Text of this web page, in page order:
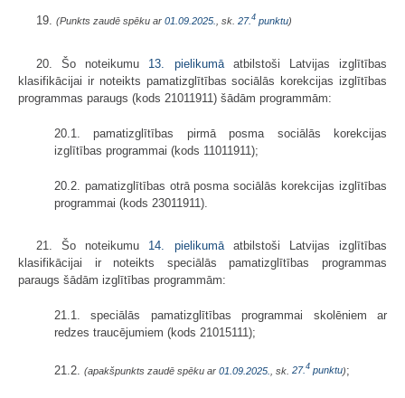
19. (Punkts zaudē spēku ar 01.09.2025. , sk. 27. 4 punktu)
20. Šo noteikumu 13. pielikumāatbilstoši Latvijas izglītības
klasifikācijai ir noteikts pamatizglītības sociālās korekcijas izglītības
programmas paraugs (kods 21011911) šādām programmām:
20.1. pamatizglītības pirmā posma sociālās korekcijas
izglītības programmai (kods 11011911);
20.2. pamatizglītības otrā posma sociālās korekcijas izglītības
programmai (kods 23011911).
21. Šo noteikumu 14. pielikumāatbilstoši Latvijas izglītības
klasifikācijai ir noteikts speciālās pamatizglītības programmas
paraugs šādām izglītības programmām:
21.1. speciālās pamatizglītības programmai skolēniem ar
redzes traucējumiem (kods 21015111);
21.2. (apakšpunkts zaudē spēku ar 01.09.2025. , sk. 27.4 punktu);